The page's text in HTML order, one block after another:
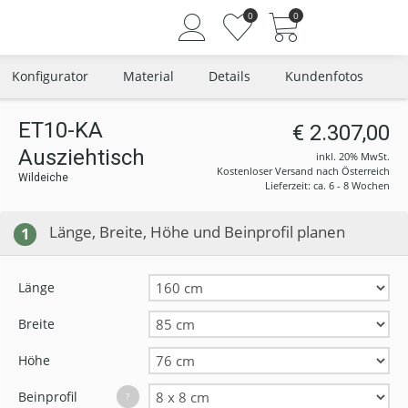
Angemeldet bleiben
0 0
Konfigurator Material Details Kundenfotos
ET10-KA
Ausziehtisch
Wildeiche
€ 2.307,00
inkl. 20% MwSt.
Kostenloser Versand nach Österreich
Lieferzeit: ca. 6 - 8 Wochen
1 Länge, Breite, Höhe und Beinprofil planen
Länge
Breite
Höhe
Beinprofil ?